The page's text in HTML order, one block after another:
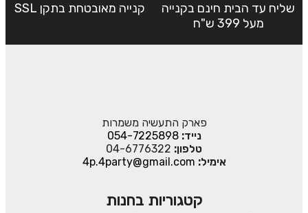
שליח עד הבית חינם בקנייה
מעל 399 ש"ח
קנייה מאובטחת בתקן SSL
פארק התעשיה משמרות
נייד:054-7225898
טלפון: 04-6776322
אימיל: 4p.4party@gmail.com
קטגוריות בחנות